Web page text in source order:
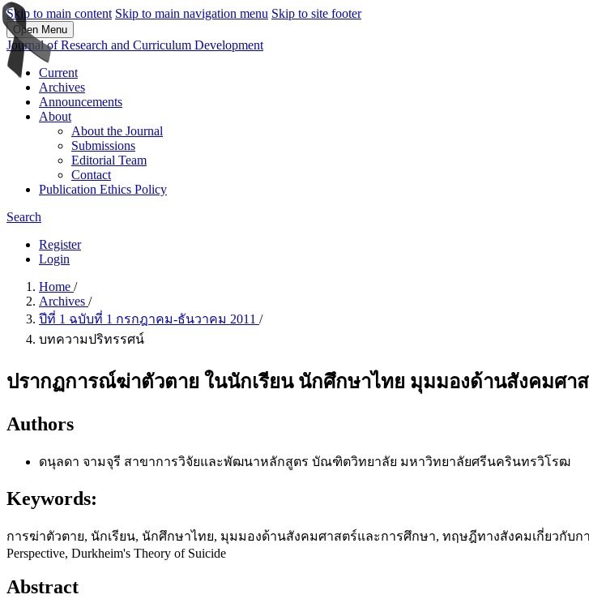
Skip to main content Skip to main navigation menu Skip to site footer
Open Menu
Journal of Research and Curriculum Development
Current
Archives
Announcements
About
About the Journal
Submissions
Editorial Team
Contact
Publication Ethics Policy
Search
Register
Login
Home /
Archives /
ปีที่ 1 ฉบับที่ 1 กรกฎาคม-ธันวาคม 2011 /
บทความปริทรรศน์
ปรากฏการณ์ฆ่าตัวตาย ในนักเรียน นักศึกษาไทย มุมมองด้านสังคมศา
Authors
ดนุลดา จามจุรี สาขาการวิจัยและพัฒนาหลักสูตร บัณฑิตวิทยาลัย มหาวิทยาลัยศรีนครินทรวิโรฒ
Keywords:
การฆ่าตัวตาย, นักเรียน, นักศึกษาไทย, มุมมองด้านสังคมศาสตร์และการศึกษา, ทฤษฎีทางสังคมเกี่ยวกับการฆ่
Perspective, Durkheim's Theory of Suicide
Abstract